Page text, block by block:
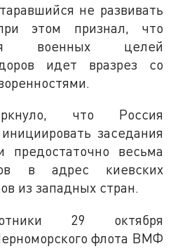
не развивать
этом признал, что
военных целей
идет вразрез со
что Россия
заседания
предостаточно весьма
в адрес киевских
из западных стран.
29 октября
флота ВМФ